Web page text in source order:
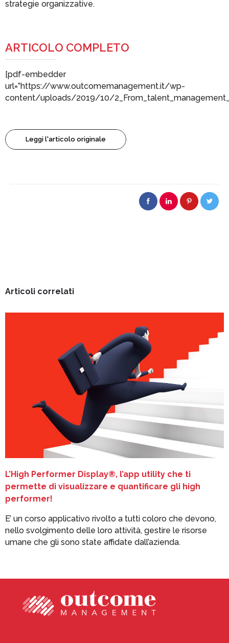
strategie organizzative.
ARTICOLO COMPLETO
[pdf-embedder
url=”https://www.outcomemanagement.it/wp-
content/uploads/2019/10/
Leggi l'articolo originale
Articoli correlati
L’High Performer Display®, l’app utility che ti
permette di visualizzare e quantificare gli high
performer!
E’ un corso applicativo rivolto a tutti coloro che devono,
nello svolgimento delle loro attività, gestire le risorse
umane che gli sono state affidate dall’azienda.